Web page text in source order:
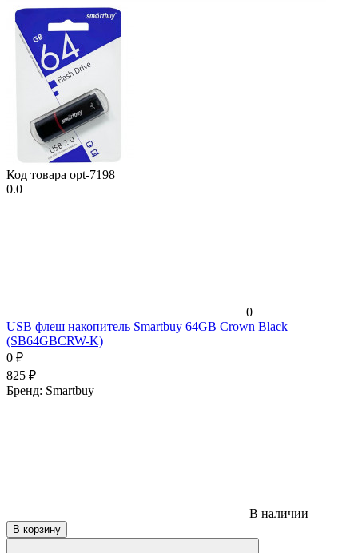
Код товара opt-7198
0.0
0
USB флеш накопитель Smartbuy 64GB Crown Black
(SB64GBCRW-K)
0 ₽
825 ₽
Бренд: Smartbuy
В наличии
В корзину